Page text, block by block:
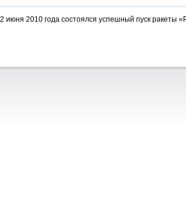
июня 2010 года состоялся успешный пуск ракеты